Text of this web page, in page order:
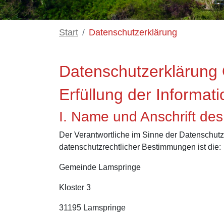
Start Datenschutzerklärung
Datenschutzerklärung
Erfüllung der
I. Name und Anschrift
Der Verantwortliche im Sinne der
datenschutzrechtlicher Bestimmungen ist die:
Gemeinde Lamspringe
Kloster 3
31195 Lamspringe